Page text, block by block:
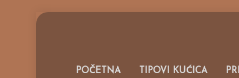
Skip
POČETNA TIPOVI KUĆICA